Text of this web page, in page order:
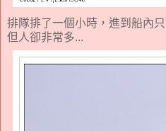
排隊排了一個小時，進到船內
但人卻非常多...